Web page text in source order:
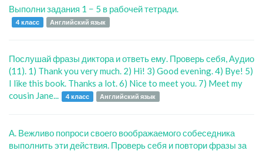
Выполни задания 1 − 5 в рабочей тетради.
4 класс Английский язык
Послушай фразы диктора и ответь ему. Проверь себя, Аудио
(11). 1) Thank you very much. 2) Hi! 3) Good evening. 4) Bye! 5)
I like this book. Thanks a lot. 6) Nice to meet you. 7) Meet my
cousin Jane...
4 класс Английский язык
А. Вежливо попроси своего воображаемого собеседника
выполнить эти действия. Проверь себя и повтори фразы за